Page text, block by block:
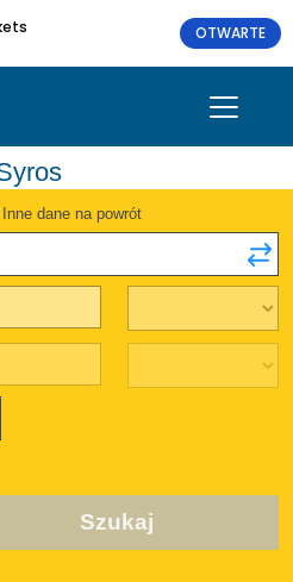
OTWARTE
Inne dane na powrót
Szukaj